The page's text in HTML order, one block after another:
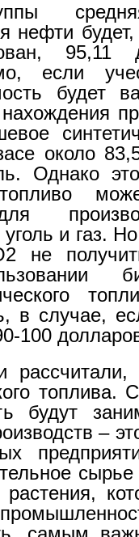
нефти
95,11
если
будет
около
Однако
топливо
и газ.
не
в случае,
100
рассчитали,
будут
–
растения,